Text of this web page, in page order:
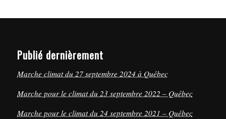
Publié dernièrement
Marche climat du 27 septembre 2024 à Québec
Marche pour le climat du 23 septembre 2022 – Québec
Marche pour le climat du 24 septembre 2021 – Québec